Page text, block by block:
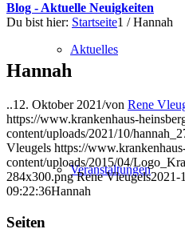
Aktuelles
Veranstaltungen
Blog - Aktuelle Neuigkeiten
Du bist hier: Startseite1 / Hannah
Hannah
..12. Oktober 2021/von Rene
https://www.krankenhaus-
content/uploads/2021/10/
Vleugels https://
content/uploads/2015/04/
284x300.png Rene Vleugels2021-
09:22:36Hannah
Seiten